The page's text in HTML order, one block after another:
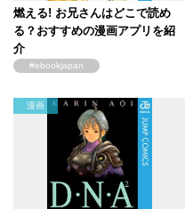
燃える! お兄さんはどこで読め
る？おすすめの漫画アプリを紹
介
#ebookjapan
漫画